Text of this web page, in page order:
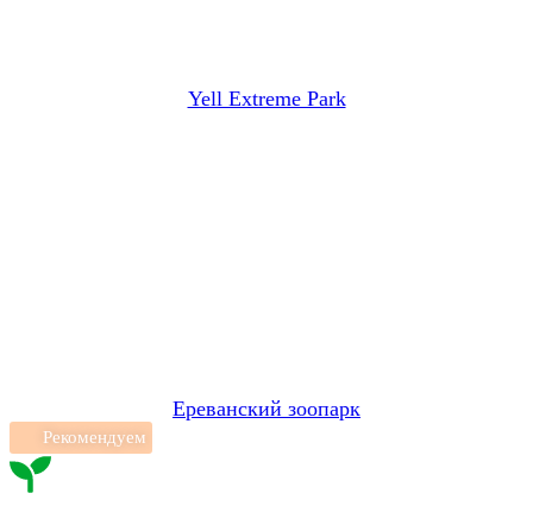
Yell Extreme Park
Ереванский зоопарк
Рекомендуем